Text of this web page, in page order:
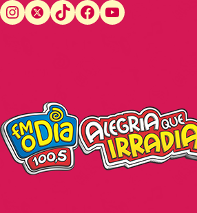
Instagram Twitter TikTok Facebook YouTube